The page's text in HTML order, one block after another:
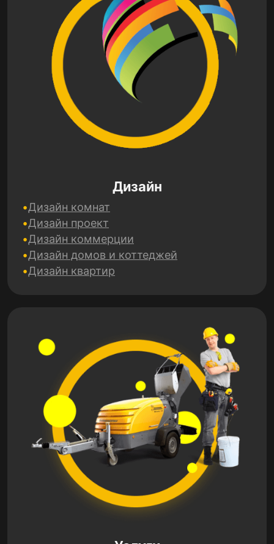
Дизайн
Дизайн комнат
Дизайн проект
Дизайн коммерции
Дизайн домов и коттеджей
Дизайн квартир